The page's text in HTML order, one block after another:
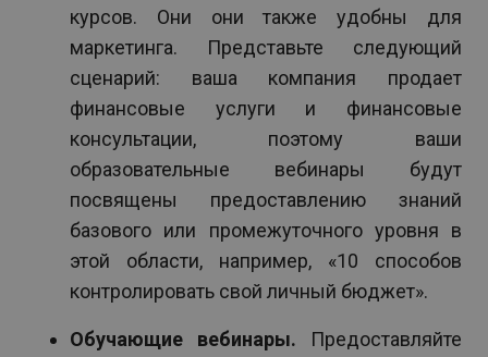
курсов. Они они также удобны для
маркетинга. Представьте следующий
сценарий: ваша компания продает
финансовые услуги и финансовые
консультации, поэтому ваши
образовательные вебинары будут
посвящены предоставлению знаний
базового или промежуточного уровня в
этой области, например, «10 способов
контролировать свой личный бюджет».
Обучающие вебинары. Предоставляйте